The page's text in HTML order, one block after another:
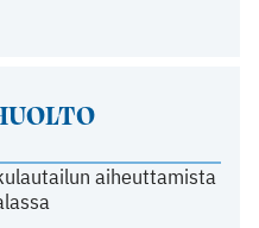
aiheuttamista